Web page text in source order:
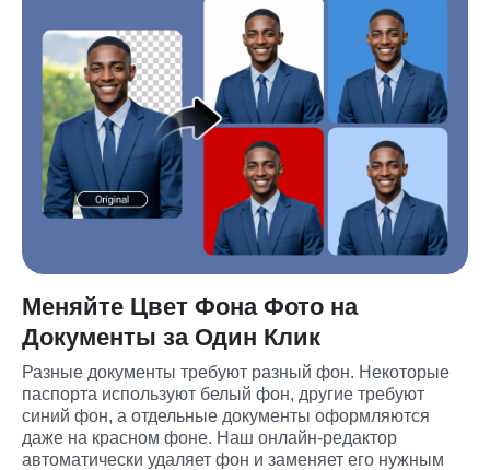
Меняйте Цвет Фона Фото на
Документы за Один Клик
Разные документы требуют разный фон. Некоторые
паспорта используют белый фон, другие требуют
синий фон, а отдельные документы оформляются
даже на красном фоне. Наш онлайн-редактор
автоматически удаляет фон и заменяет его нужным